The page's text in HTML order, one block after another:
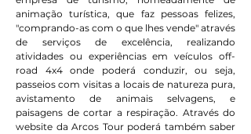
animação turística, que faz pessoas felizes,
"comprando-as com o que lhes vende" através
de serviços de excelência, realizando
atividades ou experiências em veículos off-
road 4x4 onde poderá conduzir, ou seja,
passeios com visitas a locais de natureza pura,
avistamento de animais selvagens, e
paisagens de cortar a respiração. Através do
website da Arcos Tour poderá também saber